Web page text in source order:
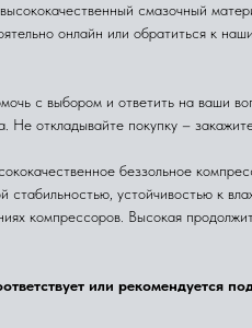
смазочный
онлайн или обратиться к
с выбором и ответить на ваши
Не откладывайте покупку –
беззольное
стабильностью, устойчивостью к
компрессоров. Высокая
или рекомендуется